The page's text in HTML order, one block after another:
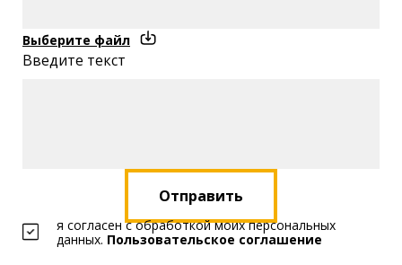
Выберите файл
Введите текст
Отправить
я согласен с обработкой моих персональных
данных. Пользовательское соглашение